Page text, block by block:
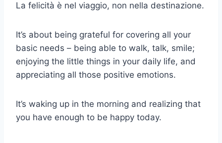
La felicità è nel viaggio, non nella destinazione.
It’s about being grateful for covering all your
basic needs – being able to walk, talk, smile;
enjoying the little things in your daily life, and
appreciating all those positive emotions.
It’s waking up in the morning and realizing that
you have enough to be happy today.